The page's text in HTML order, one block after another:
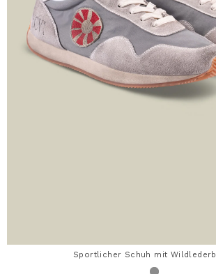
Sportlicher Schuh mit